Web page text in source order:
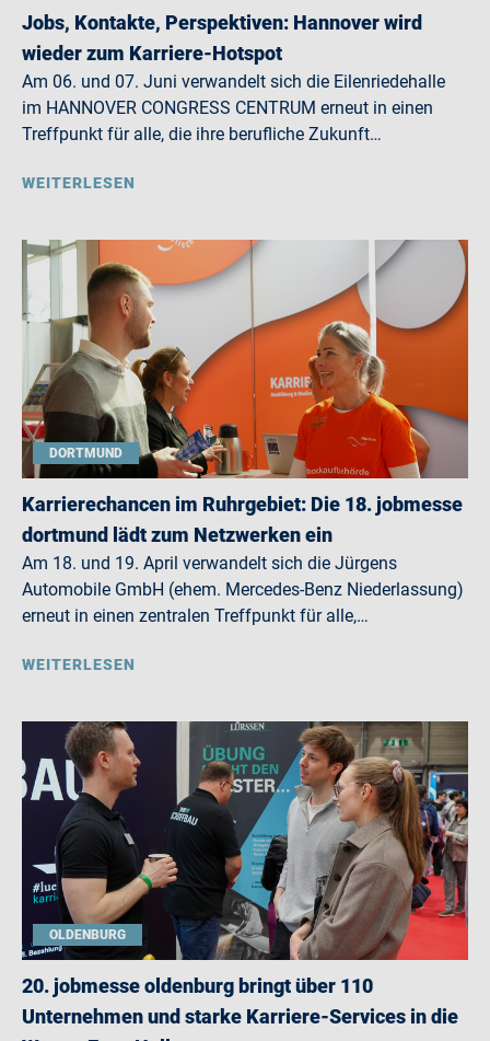
Jobs, Kontakte, Perspektiven: Hannover wird
wieder zum Karriere-Hotspot
Am 06. und 07. Juni verwandelt sich die Eilenriedehalle
im HANNOVER CONGRESS CENTRUM erneut in einen
Treffpunkt für alle, die ihre berufliche Zukunft…
WEITERLESEN
DORTMUND
Karrierechancen im Ruhrgebiet: Die 18. jobmesse
dortmund lädt zum Netzwerken ein
Am 18. und 19. April verwandelt sich die Jürgens
Automobile GmbH (ehem. Mercedes-Benz Niederlassung)
erneut in einen zentralen Treffpunkt für alle,…
WEITERLESEN
OLDENBURG
20. jobmesse oldenburg bringt über 110
Unternehmen und starke Karriere-Services in die